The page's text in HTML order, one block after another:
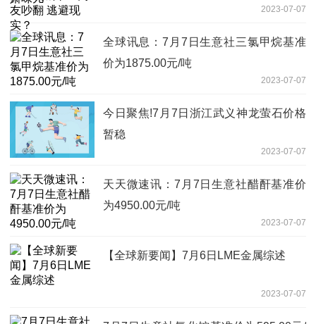
2023-07-07
全球讯息：7月7日生意社三氯甲烷基准
价为1875.00元/吨
2023-07-07
今日聚焦!7月7日浙江武义神龙萤石价格
暂稳
2023-07-07
天天微速讯：7月7日生意社醋酐基准价
为4950.00元/吨
2023-07-07
【全球新要闻】7月6日LME金属综述
2023-07-07